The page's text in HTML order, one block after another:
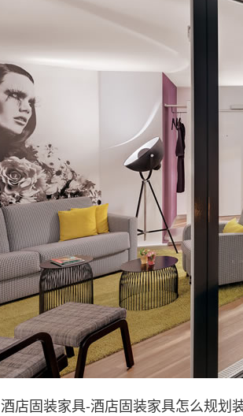
酒店固装家具-酒店固装家具怎么规划